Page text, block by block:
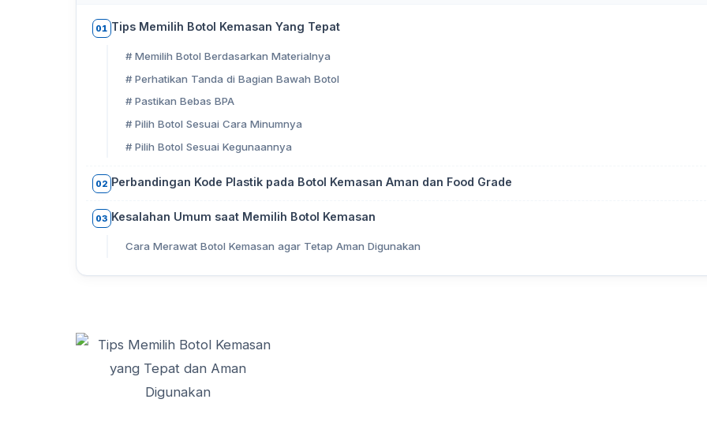
01 Tips Memilih Botol Kemasan Yang Tepat
# Memilih Botol Berdasarkan Materialnya
# Perhatikan Tanda di Bagian Bawah Botol
# Pastikan Bebas BPA
# Pilih Botol Sesuai Cara Minumnya
# Pilih Botol Sesuai Kegunaannya
02 Perbandingan Kode Plastik pada Botol Kemasan Aman dan Food Grade
03 Kesalahan Umum saat Memilih Botol Kemasan
Cara Merawat Botol Kemasan agar Tetap Aman Digunakan